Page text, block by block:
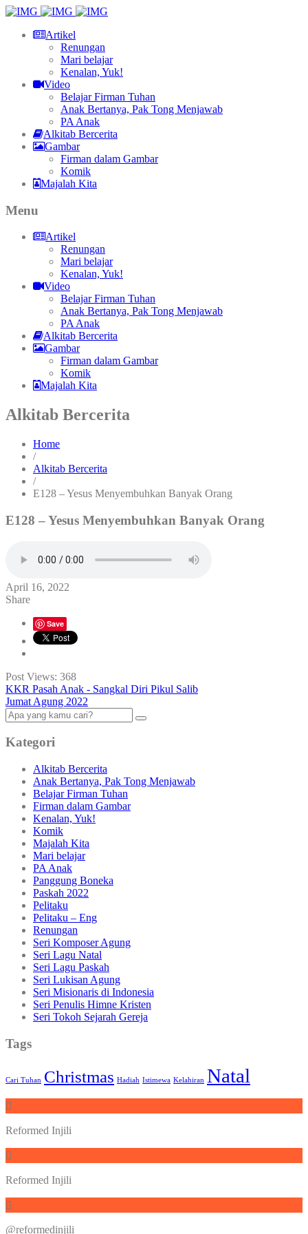
Artikel
Renungan
Mari belajar
Kenalan, Yuk!
Video
Belajar Firman Tuhan
Anak Bertanya, Pak Tong Menjawab
PA Anak
Alkitab Bercerita
Gambar
Firman dalam Gambar
Komik
Majalah Kita
Menu
Artikel
Renungan
Mari belajar
Kenalan, Yuk!
Video
Belajar Firman Tuhan
Anak Bertanya, Pak Tong Menjawab
PA Anak
Alkitab Bercerita
Gambar
Firman dalam Gambar
Komik
Majalah Kita
Alkitab Bercerita
Home
/
Alkitab Bercerita
/
E128 – Yesus Menyembuhkan Banyak Orang
E128 – Yesus Menyembuhkan Banyak Orang
April 16, 2022
Share
Save
Post Views: 368
KKR Pasah Anak - Sangkal Diri Pikul Salib
Jumat Agung 2022
Kategori
Alkitab Bercerita
Anak Bertanya, Pak Tong Menjawab
Belajar Firman Tuhan
Firman dalam Gambar
Kenalan, Yuk!
Komik
Majalah Kita
Mari belajar
PA Anak
Panggung Boneka
Paskah 2022
Pelitaku
Pelitaku – Eng
Renungan
Seri Komposer Agung
Seri Lagu Natal
Seri Lagu Paskah
Seri Lukisan Agung
Seri Misionaris di Indonesia
Seri Penulis Himne Kristen
Seri Tokoh Sejarah Gereja
Tags
Cari Tuhan Christmas Hadiah Istimewa Kelahiran Natal
Reformed Injili
Reformed Injili
@reformedinjili